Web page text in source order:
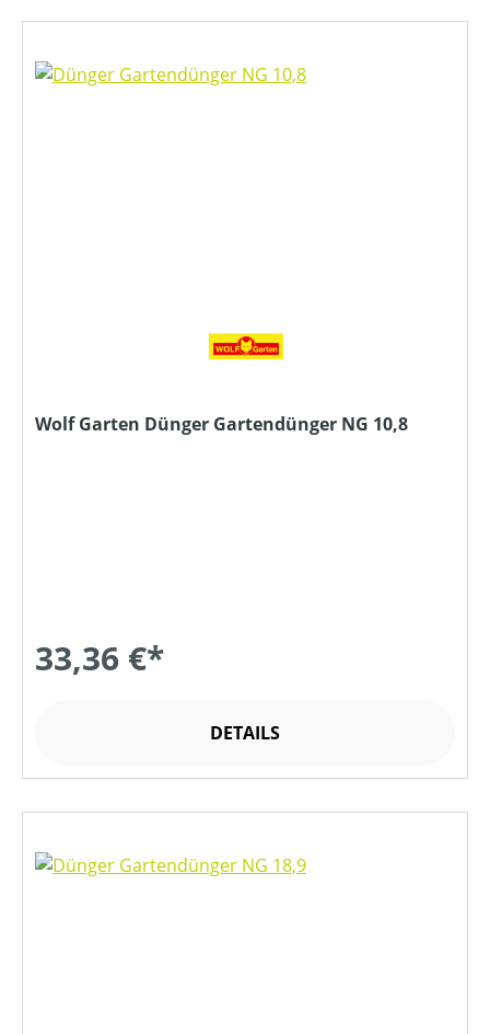
Wolf Garten Dünger Gartendünger NG 10,8
33,36 €*
DETAILS